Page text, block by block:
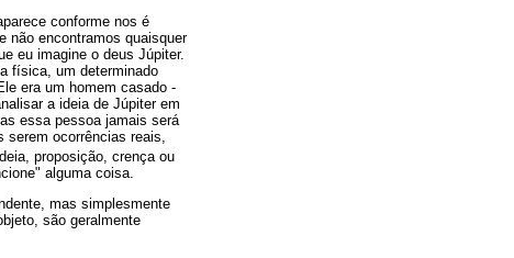
conforme nos é
não encontramos quaisquer
eu imagine o deus Júpiter.
física, um determinado
era um homem casado -
a ideia de Júpiter em
essa pessoa jamais será
ocorrências reais,
proposição, crença ou
alguma coisa.
mas simplesmente
são geralmente